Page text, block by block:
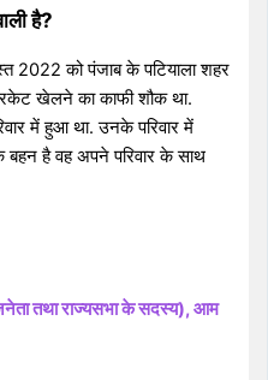
है?
2022 को पंजाब के पटियाला शहर
खेलने का काफी शौक था.
में हुआ था. उनके परिवार में
बहन है वह अपने परिवार के साथ
तथा राज्यसभा के सदस्य), आम